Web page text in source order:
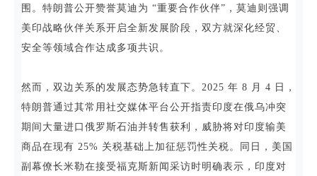
围。特朗普公开赞誉莫迪为 “重要合作伙伴”，莫迪则强调
美印战略伙伴关系开启全新发展阶段，双方就深化经贸、
安全等领域合作达成多项共识。
然而，双边关系的发展态势急转直下。2025 年 8 月 4 日，
特朗普通过其常用社交媒体平台公开指责印度在俄乌冲突
期间大量进口俄罗斯石油并转售获利，威胁将对印度输美
商品在现有 25% 关税基础上加征惩罚性关税。同日，美国
副幕僚长米勒在接受福克斯新闻采访时明确表示，印度对